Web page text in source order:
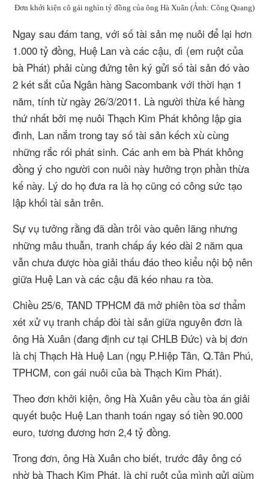
Đơn khởi kiện cô gái nghìn tỷ đồng của ông Hà Xuân (Ảnh: Công Quang)
Ngay sau đám tang, với số tài sản mẹ nuôi để lại hơn
1.000 tỷ đồng, Huệ Lan và các cậu, dì (em ruột của
bà Phát) phải cùng đứng tên ký gửi số tài sản đó vào
2 két sắt của Ngân hàng Sacombank với thời hạn 1
năm, tính từ ngày 26/3/2011. Là người thừa kế hàng
thứ nhất bởi mẹ nuôi Thạch Kim Phát không lập gia
đình, Lan nắm trong tay số tài sản kếch xù cùng
những rắc rối phát sinh. Các anh em bà Phát không
đồng ý cho người con nuôi này hưởng trọn phần thừa
kế này. Lý do họ đưa ra là họ cũng có công sức tạo
lập khối tài sản trên.
Sự vụ tưởng rằng đã dần trôi vào quên lãng nhưng
những mâu thuẫn, tranh chấp ấy kéo dài 2 năm qua
vẫn chưa được hòa giải thấu đáo theo kiểu nội bộ nên
giữa Huệ Lan và các cậu đã kéo nhau ra tòa.
Chiều 25/6, TAND TPHCM đã mở phiên tòa sơ thẩm
xét xử vụ tranh chấp đòi tài sản giữa nguyên đơn là
ông Hà Xuân (đang định cư tại CHLB Đức) và bị đơn
là chị Thạch Hà Huệ Lan (ngụ P.Hiệp Tân, Q.Tân Phú,
TPHCM, con gái nuôi của bà Thạch Kim Phát).
Theo đơn khởi kiện, ông Hà Xuân yêu cầu tòa án giải
quyết buộc Huệ Lan thanh toán ngay số tiền 90.000
euro, tương đương hơn 2,4 tỷ đồng.
Trong đơn, ông Hà Xuân cho biết, trước đây ông có
nhờ bà Thạch Kim Phát, là chị ruột của mình gửi giùm